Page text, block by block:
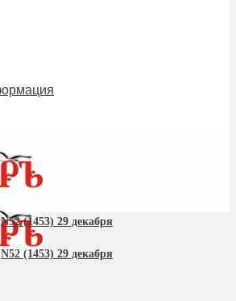
N52 (1453) 29 декабря
N52 (1453) 29 декабря